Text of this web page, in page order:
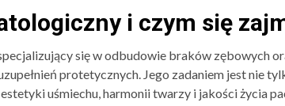
i czym się
się w odbudowie braków zębowych
protetycznych. Jego zadaniem jest nie
uśmiechu, harmonii twarzy i jakości życia